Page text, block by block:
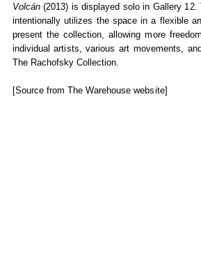
Volcán(2013) is displayed solo in Gallery 12.
intentionally utilizes the space in a flexible
present the collection, allowing more
individual artists, various art movements,
The Rachofsky Collection.
[Source from The Warehouse website]